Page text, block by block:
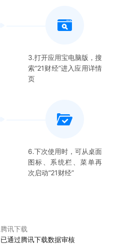
3.打开应用宝电脑版，搜
索“21财经”进入应用详情
页
6.下次使用时，可从桌面
图标、系统栏、菜单再
次启动“21财经”
腾讯下载
已通过腾讯下载数据审核